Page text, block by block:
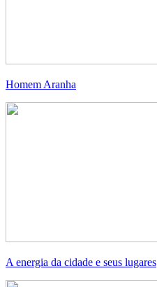
Homem Aranha
A energia da cidade e seus lugares